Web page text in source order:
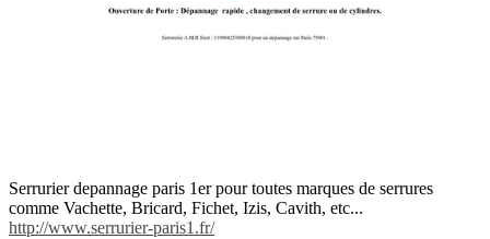
Serrurier depannage paris 1er pour toutes marques de serrures
comme Vachette, Bricard, Fichet, Izis, Cavith, etc...
http://www.serrurier-paris1.fr/